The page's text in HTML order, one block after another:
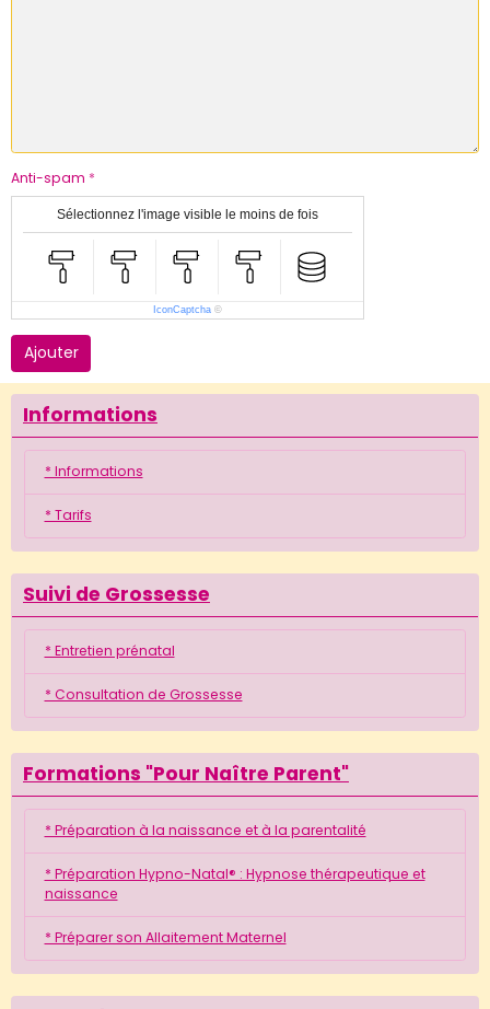
Anti-spam
Sélectionnez l'image visible le moins de fois
IconCaptcha ©
Ajouter
Informations
* Informations
* Tarifs
Suivi de Grossesse
* Entretien prénatal
* Consultation de Grossesse
Formations "Pour Naître Parent"
* Préparation à la naissance et à la parentalité
* Préparation Hypno-Natal® : Hypnose thérapeutique et
naissance
* Préparer son Allaitement Maternel